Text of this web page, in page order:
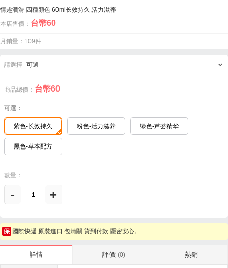
情趣潤滑 四種顏色 60ml长效持久,活力滋养
本店售價： 台幣60
月銷量：109件
請選擇 可選
商品總價： 台幣60
可選：
紫色-长效持久 粉色-活力滋养 绿色-芦荟精华
黑色-草本配方
數量：
- +
國際快遞 原裝進口 包清關 貨到付款 隱密安心。
詳情 評價 (0) 熱銷